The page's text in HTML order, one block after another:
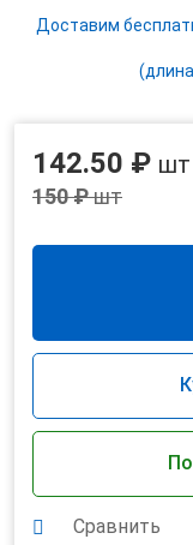
Доставим
142.50 ₽ шт
150 ₽шт
Сравнить